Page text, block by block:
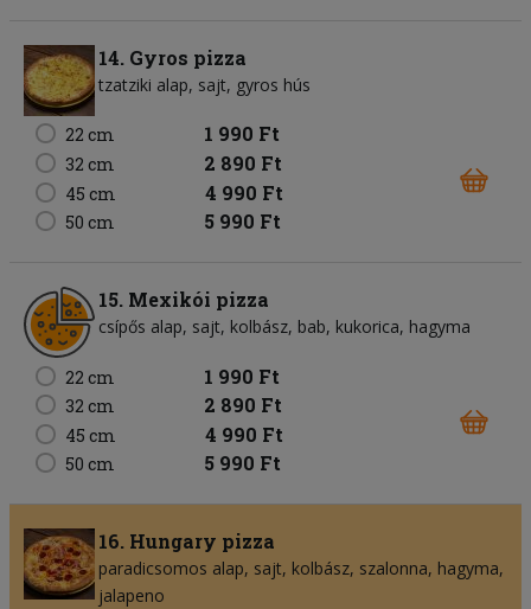
14. Gyros pizza
tzatziki alap sajt gyros hús
22 cm 1 990 Ft
32 cm 2 890 Ft
45 cm 4 990 Ft
50 cm 5 990 Ft
15. Mexikói pizza
csípős alap sajt kolbász bab kukorica hagyma
22 cm 1 990 Ft
32 cm 2 890 Ft
45 cm 4 990 Ft
50 cm 5 990 Ft
16. Hungary pizza
paradicsomos alap sajt kolbász szalonna hagyma
jalapeno